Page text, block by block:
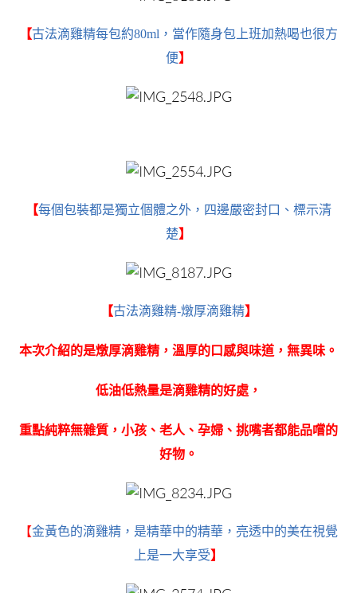
【古法滴雞精每包約80ml，當作隨身包上班加熱喝也很方
便】
【每個包裝都是獨立個體之外，四邊嚴密封口、標示清
楚】
【古法滴雞精-燉厚滴雞精】
本次介紹的是燉厚滴雞精，溫厚的口感與味道，無異味。
低油低熱量是滴雞精的好處，
重點純粹無雜質，小孩、老人、孕婦、挑嘴者都能品嚐的
好物。
【金黃色的滴雞精，是精華中的精華，亮透中的美在視覺
上是一大享受】